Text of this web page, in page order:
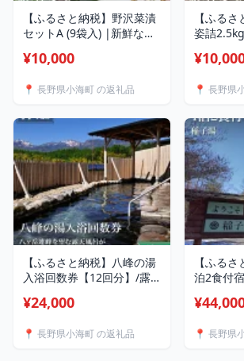
【ふるさと納税】野沢菜漬
セットA (9袋入) |新鮮な野
沢菜産地 信州 長野県小海
¥10,000
📍 長野県小海町 の返礼品
【ふる
姿詰
産地 信州
📍 長野県
【ふるさと納税】八峰の湯
入浴回数券【12回分】/露
源泉かけ流 北八ヶ岳松原温
¥24,000
📍 長野県小海町 の返礼品
【ふる
泊2食付
北八ヶ岳
📍 長野県